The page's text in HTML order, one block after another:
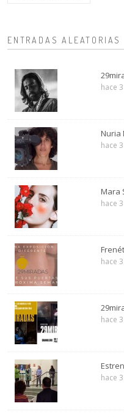
ENTRADAS ALEATORIAS
hace
Nuria
hace
Mara
hace
hace
hace
hace